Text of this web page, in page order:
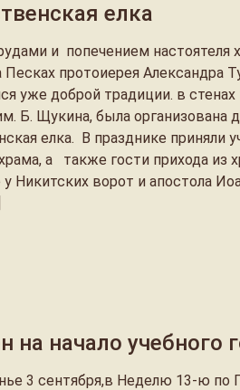
елка
и попечением настоятеля
Песках протоиерея Александра
уже доброй традиции. в стенах
Б. Щукина, была организована
елка. В празднике приняли
а также гости прихода из
Никитских ворот и апостола
на начало учебного
3 сентября,в Неделю 13-ю по